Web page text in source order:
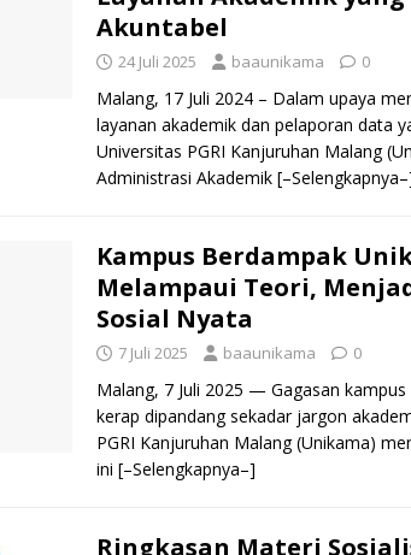
Akuntabel
24 Juli 2025 baaunikama 0
Malang, 17 Juli 2024 – Dalam upaya
layanan akademik dan pelaporan data
Universitas PGRI Kanjuruhan Malang
Administrasi Akademik
Kampus Berdampak
Melampaui Teori,
Sosial Nyata
7 Juli 2025 baaunikama 0
Malang, 7 Juli 2025 — Gagasan
kerap dipandang sekadar jargon
PGRI Kanjuruhan Malang (Unikama)
ini [–Selengkapnya–]
Ringkasan Materi